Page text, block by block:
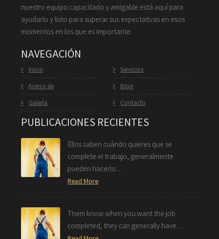
nuestro equipo capacitado y amigable está aquí para
ayudarlo y listo para superar sus expectativas en esos
momentos en los que es importante.
NAVEGACIÓN
Inicio
Acerca de
Galería
Servicios
Blog
Contacto
PUBLICACIONES RECIENTES
Ellos saben cuándo quieres que se
complete el trabajo, generalmente
pueden hacerlo…
Read More
Them know when you want the job
completed, they can generally have…